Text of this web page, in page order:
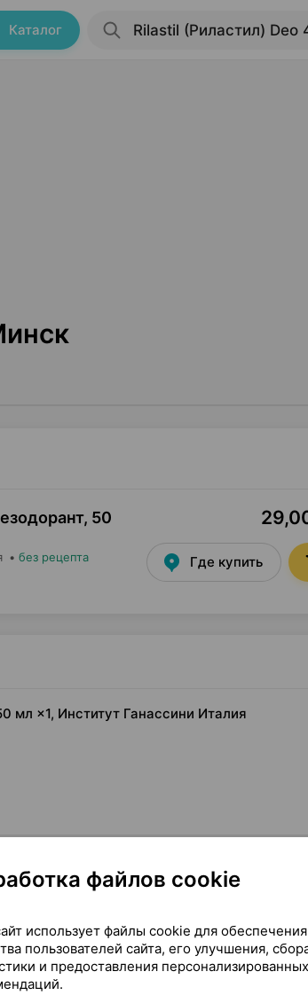
Каталог
, 50
• без рецепта Где купить
мл ×1, Институт Ганассини Италия
мл ×1, Институт Ганассини Италия
файлов cookie
использует файлы cookie для обеспечения
пользователей сайта, его улучшения,
и предоставления персонализированных